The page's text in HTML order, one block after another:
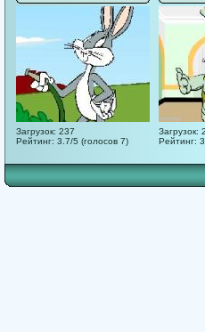
Загрузок: 237
Рейтинг: 3.7/5 (голосов 7)
Загрузок:
Рейтинг: